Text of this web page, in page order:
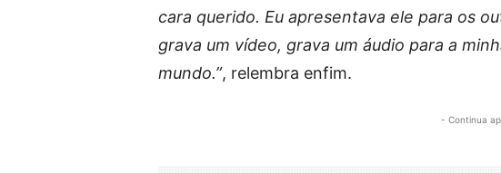
cara querido. Eu apresentava ele para os
grava um vídeo, grava um áudio para a
mundo.”, relembra enfim.
- Continua